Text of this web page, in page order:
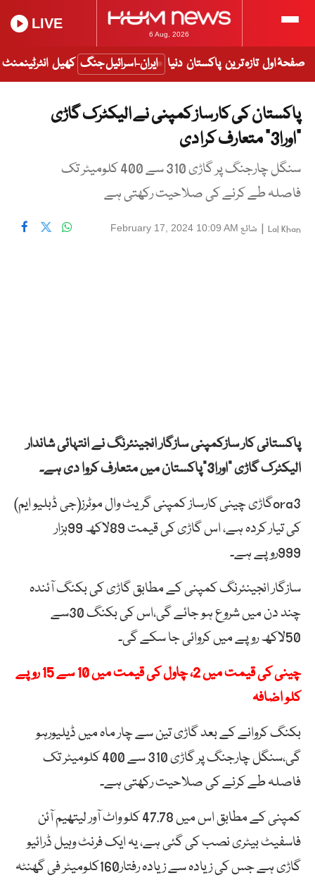
6 Aug, 2026
LIVE
صفحۂ اول تازہ ترین پاکستان دنیا ایران-اسرائیل جنگ کھیل انٹرٹینمنٹ
پاکستان کی کارساز کمپنی نے الیکٹرک گاڑی
”اورا3“ متعارف کرا دی
سنگل چارجنگ پر گاڑی 310 سے 400 کلومیٹر تک
فاصلہ طے کرنے کی صلاحیت رکھتی ہے
Lal Khan
| شائع February 17, 2024 10:09 AM
پاکستانی کار سازکمپنی سازگار انجینئرنگ نے انتہائی شاندار
الیکٹرک گاڑی ”اورا3“پاکستان میں متعارف کروا دی ہے۔
ora3گاڑی چینی کارساز کمپنی گریٹ وال موٹرز(جی ڈبلیو ایم)
کی تیار کردہ ہے، اس گاڑی کی قیمت 89لاکھ 99ہزار
999روپے ہے۔
سازگار انجینئرنگ کمپنی کے مطابق گاڑی کی بکنگ آئندہ
چند دن میں شروع ہو جائے گی،اس کی بکنگ 30سے
50لاکھ روپے میں کروائی جا سکے گی۔
چینی کی قیمت میں 2، چاول کی قیمت میں 10 سے 15 روپے
کلو اضافہ
بکنگ کروانے کے بعد گاڑی تین سے چار ماہ میں ڈیلیورہو
گی،سنگل چارجنگ پر گاڑی 310 سے 400 کلومیٹر تک
فاصلہ طے کرنے کی صلاحیت رکھتی ہے۔
کمپنی کے مطابق اس میں 47.78 کلو واٹ آور لیتھیم آئن
فاسفیٹ بیٹری نصب کی گئی ہے، یہ ایک فرنٹ وہیل ڈرائیو
گاڑی ہے جس کی زیادہ سے زیادہ رفتار160کلومیٹر فی گھنٹہ